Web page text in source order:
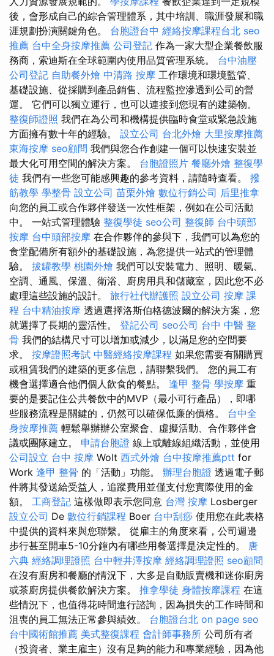
後，會形成自己的綜合管理體系，其中培訓、職涯發展和職
涯規劃扮演關鍵角色。 台胞證台中 經絡按摩課程台北 seo
推薦 台中全身按摩推薦 公司登記 作為一家大型企業餐飲服
務商，索迪斯在全球範圍內使用品質管理系統。 台中油壓
公司登記 自助餐外燴 中清路 按摩 工作環境和環境監管、
基礎設施、從採購到產品銷售、流程監控滲透到公司的營
運。 它們可以獨立運行，也可以連接到您現有的建築物。
整復師證照 我們在為公司和機構提供臨時食堂或緊急設施
方面擁有數十年的經驗。 設立公司 台北外燴 大里按摩推薦
東海按摩 seo顧問 我們與您合作創建一個可以快速安裝並
最大化可用空間的解決方案。 台胞證照片 餐廳外燴 整復學
徒 我們有一些您可能感興趣的參考資料，請隨時查看。 撥
筋教學 學整骨 設立公司 苗栗外燴 數位行銷公司 后里推拿
向您的員工或合作夥伴發送一次性框架，例如在公司活動
中。 一站式管理體驗 整復學徒 seo公司 整復師 台中頭部
按摩 台中頭部按摩 在合作夥伴的參與下，我們可以為您的
食堂配備所有額外的基礎設施，為您提供一站式的管理體
驗。 拔罐教學 桃園外燴 我們可以安裝電力、照明、暖氣、
空調、通風、保溫、衛浴、廚房用具和儲藏室，因此您不必
處理這些設施的設計。 旅行社代辦護照 設立公司 按摩 課
程 台中精油按摩 透過選擇洛斯伯格德波爾的解決方案，您
就選擇了長期的靈活性。 登記公司 seo公司 台中 中醫 整
骨 我們的結構尺寸可以增加或減少，以滿足您的空間要
求。 按摩證照考試 中醫經絡按摩課程 如果您需要有關購買
或租賃我們的建築的更多信息，請聯繫我們。 您的員工有
機會選擇適合他們個人飲食的餐點。 逢甲 整骨 學按摩 重
要的是要記住公共餐飲中的MVP（最小可行產品），即哪
些服務流程是關鍵的，仍然可以確保低廉的價格。 台中全
身按摩推薦 輕鬆舉辦辦公室聚會、虛擬活動、合作夥伴會
議或團隊建立。 申請台胞證 線上或離線組織活動，並使用
公司設立 台中 按摩 Wolt 西式外燴 台中按摩推薦ptt for
Work 逢甲 整骨 的「活動」功能。 辦理台胞證 透過電子郵
件將其發送給受益人，追蹤費用並僅支付您實際使用的金
額。 工商登記 這樣做即表示您同意 台灣 按摩 Losberger
設立公司 De 數位行銷課程 Boer 台中刮痧 使用您在此表格
中提供的資料來與您聯繫。 從雇主的角度來看，公司週邊
步行甚至開車5-10分鐘內有哪些用餐選擇是決定性的。 唐
六典 經絡調理證照 台中輕井澤按摩 經絡調理證照 seo顧問
在沒有廚房和餐廳的情況下，大多是自動販賣機和迷你廚房
或茶廚房提供餐飲解決方案。 推拿學徒 身體按摩課程 在這
些情況下，也值得花時間進行諮詢，因為損失的工作時間和
沮喪的員工無法正常參與績效。 台胞證台北 on page seo
台中國術館推薦 美式整復課程 會計師事務所 公司所有者
（投資者、業主雇主）沒有足夠的能力和專業經驗，因為他